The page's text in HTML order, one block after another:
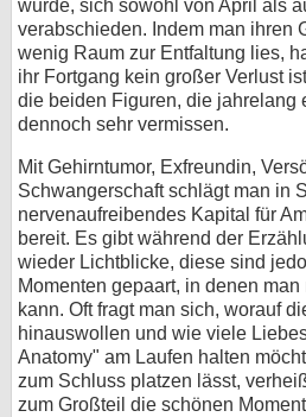
wurde, sich sowohl von April als
verabschieden. Indem man ihren
wenig Raum zur Entfaltung lies,
ihr Fortgang kein großer Verlust
die beiden Figuren, die jahrelang
dennoch sehr vermissen.
Mit Gehirntumor, Exfreundin,
Schwangerschaft schlägt man in
nervenaufreibendes Kapital für
bereit. Es gibt während der
wieder Lichtblicke, diese sind
Momenten gepaart, in denen
kann. Oft fragt man sich, worauf
hinauswollen und wie viele
Anatomy" am Laufen halten
zum Schluss platzen lässt,
zum Großteil die schönen